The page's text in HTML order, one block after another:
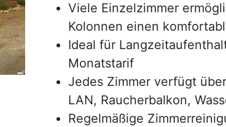
Viele Einzelzimmer
Kolonnen einen
Ideal für
Monatstarif
Jedes Zimmer verfügt
LAN, Raucherbalkon,
Regelmäßige